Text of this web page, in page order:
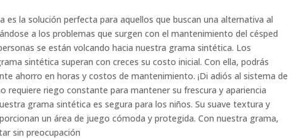
es la solución perfecta para aquellos que buscan una alternativa al
a los problemas que surgen con el mantenimiento del césped
se están volcando hacia nuestra grama sintética. Los
sintética superan con creces su costo inicial. Con ella, podrás
ahorro en horas y costos de mantenimiento. ¡Di adiós al sistema de
requiere riego constante para mantener su frescura y apariencia
grama sintética es segura para los niños. Su suave textura y
un área de juego cómoda y protegida. Con nuestra grama,
sin preocupación